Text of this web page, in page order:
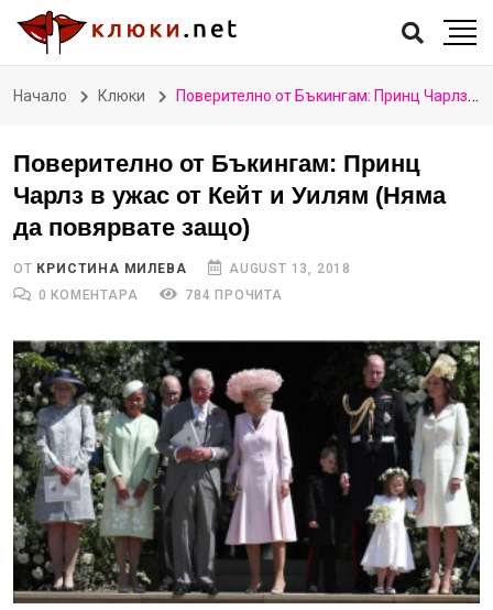
Начало Клюки Поверително от Бъкингам: Принц Чарлз в ужас от Кейт и Уилям (Няма да повярвате защо)
Поверително от Бъкингам: Принц
Чарлз в ужас от Кейт и Уилям (Няма
да повярвате защо)
ОТ КРИСТИНА МИЛЕВА
AUGUST 13, 2018
0 КОМЕНТАРА
784 ПРОЧИТА